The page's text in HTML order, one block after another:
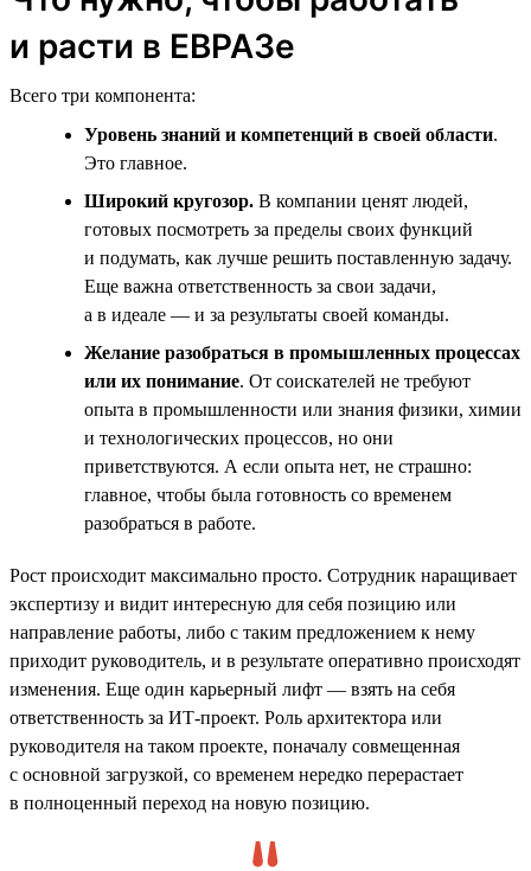
и расти в ЕВРАЗе
Всего три компонента:
Уровень знаний и компетенций в своей области.
Это главное.
Широкий кругозор. В компании ценят людей,
готовых посмотреть за пределы своих функций
и подумать, как лучше решить поставленную задачу.
Еще важна ответственность за свои задачи,
а в идеале — и за результаты своей команды.
Желание разобраться в промышленных процессах
или их понимание. От соискателей не требуют
опыта в промышленности или знания физики, химии
и технологических процессов, но они
приветствуются. А если опыта нет, не страшно:
главное, чтобы была готовность со временем
разобраться в работе.
Рост происходит максимально просто. Сотрудник наращивает
экспертизу и видит интересную для себя позицию или
направление работы, либо с таким предложением к нему
приходит руководитель, и в результате оперативно происходят
изменения. Еще один карьерный лифт — взять на себя
ответственность за ИТ-проект. Роль архитектора или
руководителя на таком проекте, поначалу совмещенная
с основной загрузкой, со временем нередко перерастает
в полноценный переход на новую позицию.